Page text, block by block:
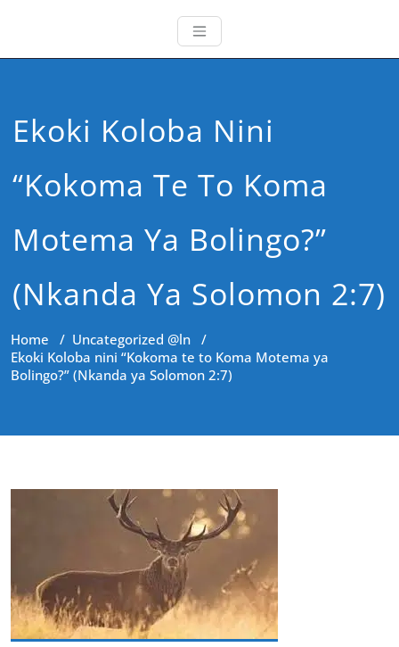
Ekoki Koloba Nini
“Kokoma Te To Koma
Motema Ya Bolingo?”
(Nkanda Ya Solomon 2:7)
Home / Uncategorized @ln /
Ekoki Koloba nini “Kokoma te to Koma Motema ya
Bolingo?” (Nkanda ya Solomon 2:7)